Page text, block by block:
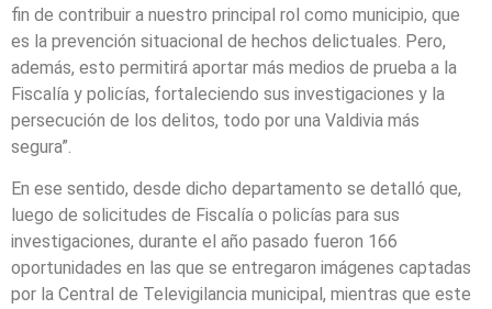
fin de contribuir a nuestro principal rol como municipio, que
es la prevención situacional de hechos delictuales. Pero,
además, esto permitirá aportar más medios de prueba a la
Fiscalía y policías, fortaleciendo sus investigaciones y la
persecución de los delitos, todo por una Valdivia más
segura”.
En ese sentido, desde dicho departamento se detalló que,
luego de solicitudes de Fiscalía o policías para sus
investigaciones, durante el año pasado fueron 166
oportunidades en las que se entregaron imágenes captadas
por la Central de Televigilancia municipal, mientras que este